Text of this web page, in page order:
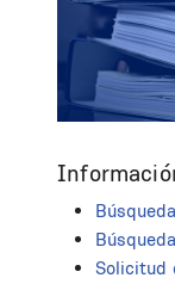
Solicitud